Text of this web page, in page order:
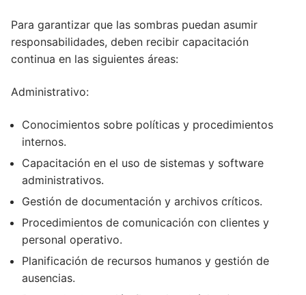
Para garantizar que las sombras puedan asumir
responsabilidades, deben recibir capacitación
continua en las siguientes áreas:
Administrativo:
Conocimientos sobre políticas y procedimientos
internos.
Capacitación en el uso de sistemas y software
administrativos.
Gestión de documentación y archivos críticos.
Procedimientos de comunicación con clientes y
personal operativo.
Planificación de recursos humanos y gestión de
ausencias.